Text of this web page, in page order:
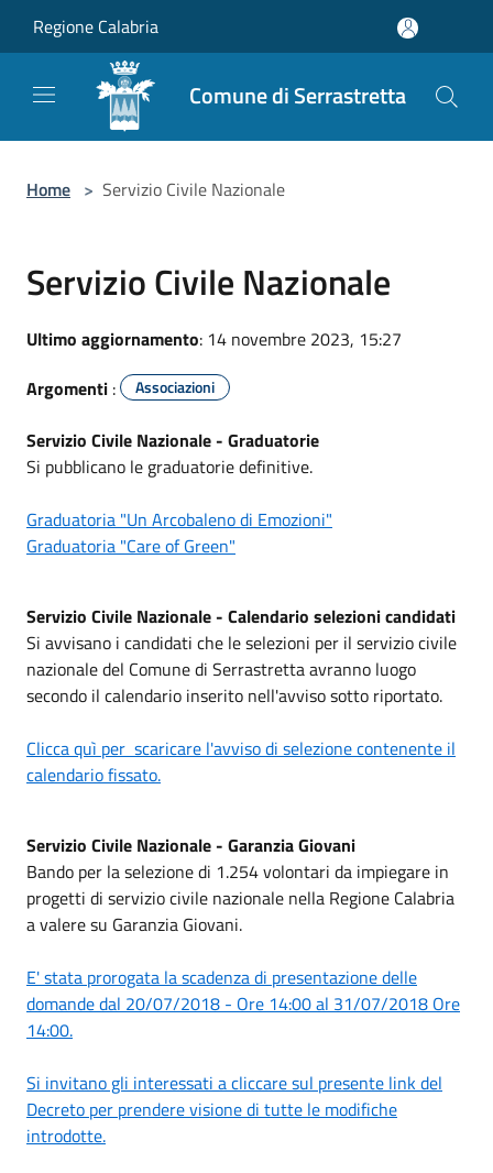
Regione Calabria
Comune di Serrastretta
Home > Servizio Civile Nazionale
Servizio Civile Nazionale
Ultimo aggiornamento: 14 novembre 2023, 15:27
Argomenti : Associazioni
Servizio Civile Nazionale - Graduatorie
Si pubblicano le graduatorie definitive.
Graduatoria "Un Arcobaleno di Emozioni"
Graduatoria "Care of Green"
Servizio Civile Nazionale - Calendario selezioni candidati
Si avvisano i candidati che le selezioni per il servizio civile
nazionale del Comune di Serrastretta avranno luogo
secondo il calendario inserito nell'avviso sotto riportato.
Clicca quì per scaricare l'avviso di selezione contenente il
calendario fissato.
Servizio Civile Nazionale - Garanzia Giovani
Bando per la selezione di 1.254 volontari da impiegare in
progetti di servizio civile nazionale nella Regione Calabria
a valere su Garanzia Giovani.
E' stata prorogata la scadenza di presentazione delle
domande dal 20/07/2018 - Ore 14:00 al 31/07/2018 Ore
14:00.
Si invitano gli interessati a cliccare sul presente link del
Decreto per prendere visione di tutte le modifiche
introdotte.